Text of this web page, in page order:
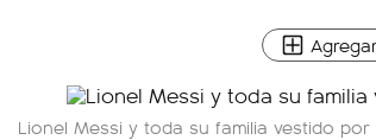
Lionel Messi y toda su familia vestido